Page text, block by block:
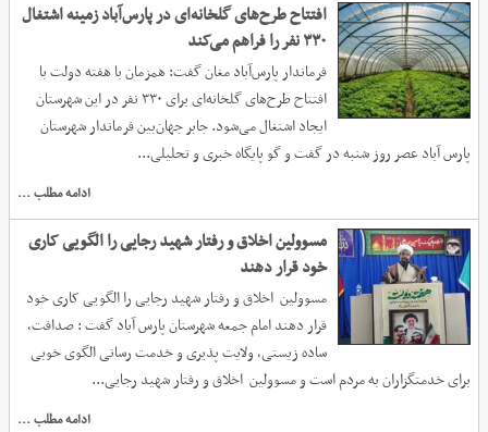
افتتاح طرح‌های گلخانه‌ای در پارس‌آباد زمینه اشتغال
۳۳۰ نفر را فراهم می‌کند
فرماندار پارس‌آباد مغان گفت: همزمان با هفته دولت با
افتتاح طرح‌های گلخانه‌ای برای ۳۳۰ نفر در این شهرستان
ایجاد اشتغال می‌شود. جابر جهان‌بین فرماندار شهرستان
پارس آباد عصر روز شنبه در گفت و گو پایگاه خبری و تحلیلی...
ادامه مطلب ...
مسوولین اخلاق و رفتار شهید رجایی را الگویی کاری
خود قرار دهند
مسوولین اخلاق و رفتار شهید رجایی را الگویی کاری خود
قرار دهند امام جمعه شهرستان پارس آباد گفت : صداقت،
ساده زیستی، ولایت پذیری و خدمت رسانی الگوی خوبی
برای خدمتگزاران به مردم است و مسوولین اخلاق و رفتار شهید رجایی...
ادامه مطلب ...